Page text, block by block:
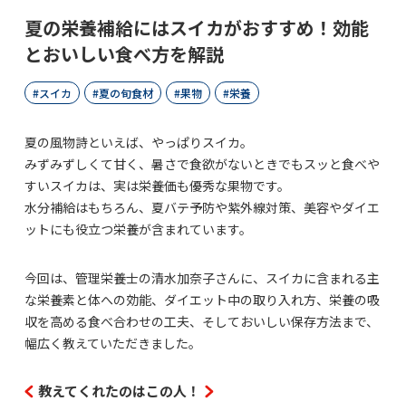
夏の栄養補給にはスイカがおすすめ！効能
とおいしい食べ方を解説
スイカ 夏の旬食材 果物 栄養
夏の風物詩といえば、やっぱりスイカ。
みずみずしくて甘く、暑さで食欲がないときでもスッと食べや
すいスイカは、実は栄養価も優秀な果物です。
水分補給はもちろん、夏バテ予防や紫外線対策、美容やダイエ
ットにも役立つ栄養が含まれています。
今回は、管理栄養士の清水加奈子さんに、スイカに含まれる主
な栄養素と体への効能、ダイエット中の取り入れ方、栄養の吸
収を高める食べ合わせの工夫、そしておいしい保存方法まで、
幅広く教えていただきました。
教えてくれたのはこの人！